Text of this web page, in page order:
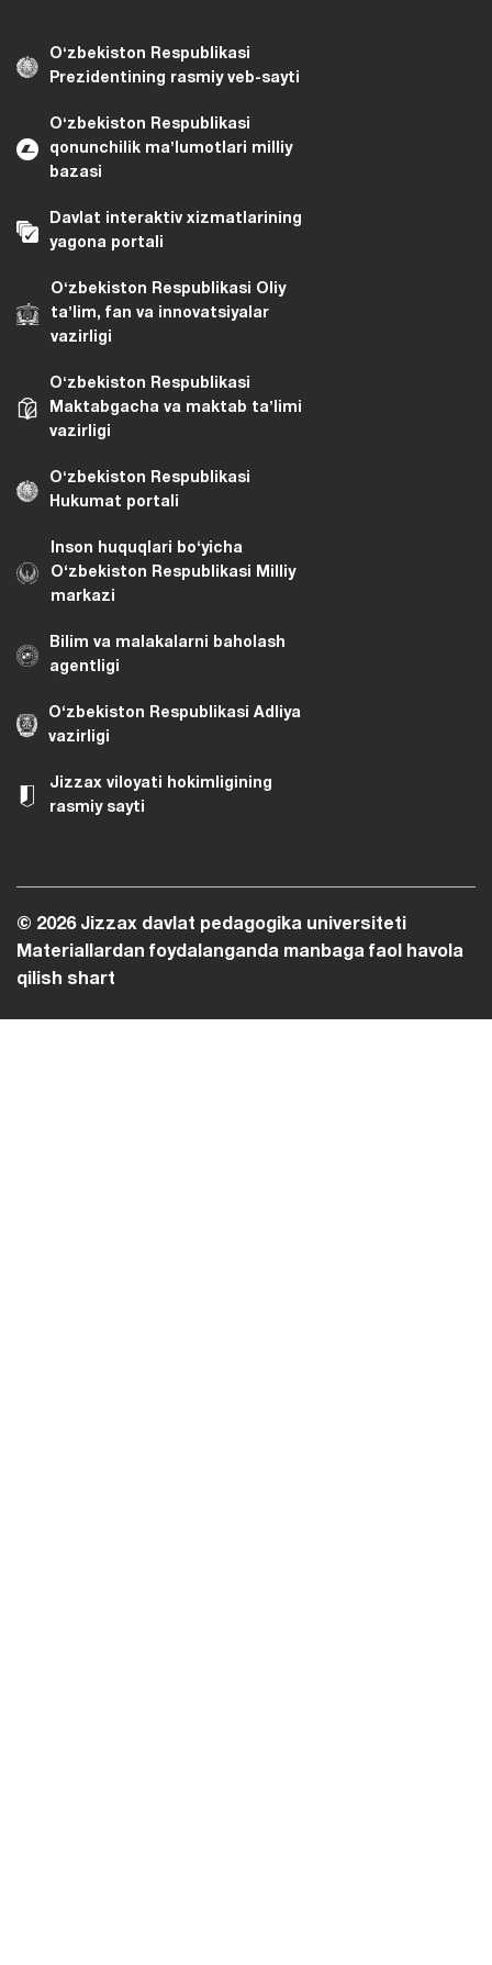
Oʻzbekiston Respublikasi
Prezidentining rasmiy veb-sayti
Oʻzbekiston Respublikasi
qonunchilik maʼlumotlari milliy
bazasi
Davlat interaktiv xizmatlarining
yagona portali
Oʻzbekiston Respublikasi Oliy
taʼlim, fan va innovatsiyalar
vazirligi
Oʻzbekiston Respublikasi
Maktabgacha va maktab taʼlimi
vazirligi
Oʻzbekiston Respublikasi
Hukumat portali
Inson huquqlari bo‘yicha
O‘zbekiston Respublikasi Milliy
markazi
Bilim va malakalarni baholash
agentligi
O‘zbekiston Respublikasi Adliya
vazirligi
Jizzax viloyati hokimligining
rasmiy sayti
© 2026 Jizzax davlat pedagogika universiteti
Materiallardan foydalanganda manbaga faol havola
qilish shart